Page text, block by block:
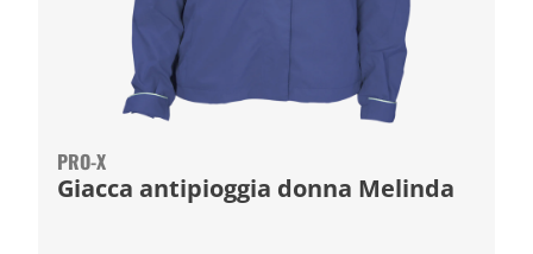
PRO-X
Giacca antipioggia donna Melinda